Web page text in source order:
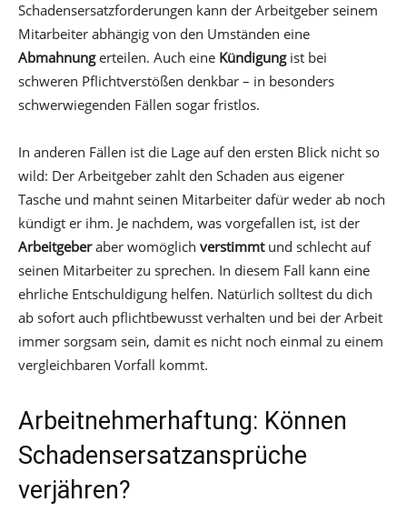
Schadensersatzforderungen kann der Arbeitgeber seinem
Mitarbeiter abhängig von den Umständen eine
Abmahnungerteilen. Auch eine Kündigungist bei
schweren Pflichtverstößen denkbar – in besonders
schwerwiegenden Fällen sogar fristlos.
In anderen Fällen ist die Lage auf den ersten Blick nicht so
wild: Der Arbeitgeber zahlt den Schaden aus eigener
Tasche und mahnt seinen Mitarbeiter dafür weder ab noch
kündigt er ihm. Je nachdem, was vorgefallen ist, ist der
Arbeitgeberaber womöglich verstimmtund schlecht auf
seinen Mitarbeiter zu sprechen. In diesem Fall kann eine
ehrliche Entschuldigung helfen. Natürlich solltest du dich
ab sofort auch pflichtbewusst verhalten und bei der Arbeit
immer sorgsam sein, damit es nicht noch einmal zu einem
vergleichbaren Vorfall kommt.
Arbeitnehmerhaftung: Können
Schadensersatzansprüche
verjähren?